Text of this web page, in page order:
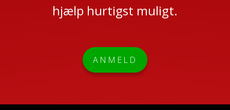
hjælp hurtigst muligt.
ANMELD